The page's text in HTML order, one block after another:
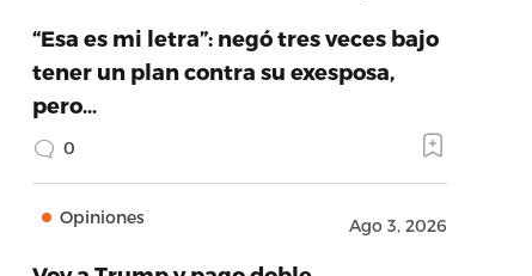
“Esa es mi letra”: negó tres veces bajo
tener un plan contra su exesposa,
pero…
0
Opiniones Ago 3, 2026